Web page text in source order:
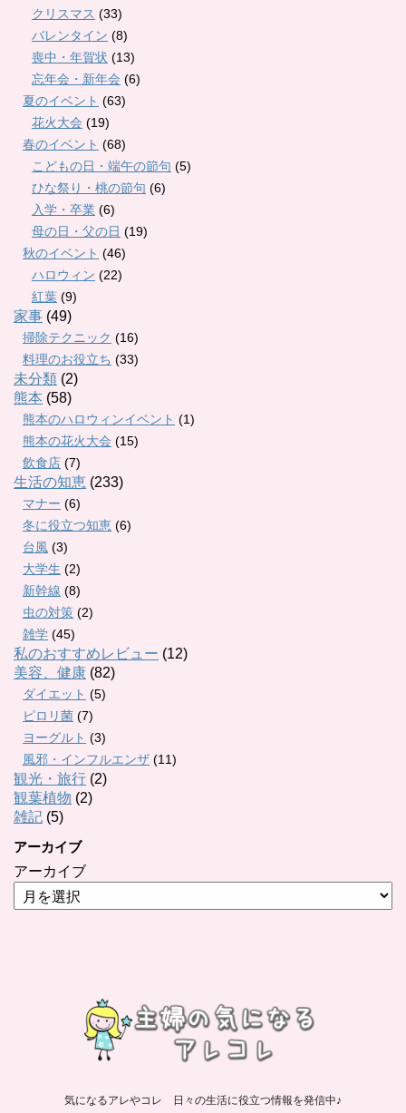
クリスマス (33)
バレンタイン (8)
喪中・年賀状 (13)
忘年会・新年会 (6)
夏のイベント (63)
花火大会 (19)
春のイベント (68)
こどもの日・端午の節句 (5)
ひな祭り・桃の節句 (6)
入学・卒業 (6)
母の日・父の日 (19)
秋のイベント (46)
ハロウィン (22)
紅葉 (9)
家事 (49)
掃除テクニック (16)
料理のお役立ち (33)
未分類 (2)
熊本 (58)
熊本のハロウィンイベント (1)
熊本の花火大会 (15)
飲食店 (7)
生活の知恵 (233)
マナー (6)
冬に役立つ知恵 (6)
台風 (3)
大学生 (2)
新幹線 (8)
虫の対策 (2)
雑学 (45)
私のおすすめレビュー (12)
美容、健康 (82)
ダイエット (5)
ピロリ菌 (7)
ヨーグルト (3)
風邪・インフルエンザ (11)
観光・旅行 (2)
観葉植物 (2)
雑記 (5)
アーカイブ
アーカイブ
気になるアレやコレ 日々の生活に役立つ情報を発信中♪